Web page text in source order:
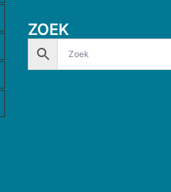
ZOEK